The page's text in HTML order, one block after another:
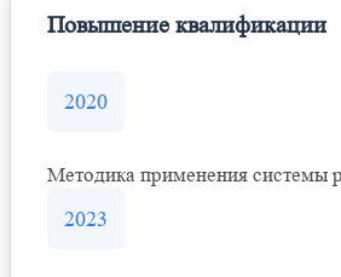
Повышение квалификации
2020
Методика применения системы
2023